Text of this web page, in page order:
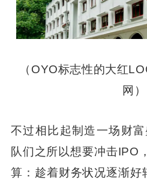
（OYO标志性的大红
网）
不过相比起制造一场财
队们之所以想要冲击IPO
算：趁着财务状况逐渐好